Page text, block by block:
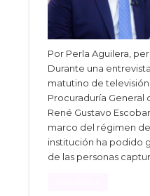
Por Perla Aguilera,
Durante una
matutino de
Procuraduría General
René Gustavo
marco del régimen
institución ha podido
de las personas